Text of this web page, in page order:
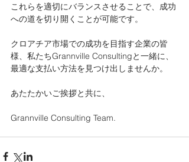
これらを適切にバランスさせることで、成功
への道を切り開くことが可能です。
クロアチア市場での成功を目指す企業の皆
様、私たちGrannville Consultingと一緒に、
最適な支払い方法を見つけ出しませんか。
あたたかいご挨拶と共に、
Grannville Consulting Team.